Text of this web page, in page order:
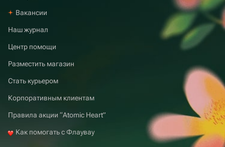
Вакансии
Наш журнал
Центр помощи
Разместить магазин
Стать курьером
Корпоративным клиентам
Правила акции “Atomic Heart”
Как помогать с Флаувау